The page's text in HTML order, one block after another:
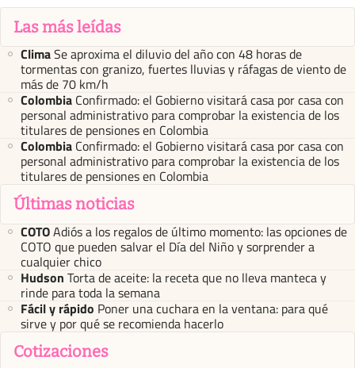
Las más leídas
ClimaSe aproxima el diluvio del año con 48 horas de
tormentas con granizo, fuertes lluvias y ráfagas de viento de
más de 70 km/h
Colombia Confirmado: el Gobierno visitará casa por casa con
personal administrativo para comprobar la existencia de los
titulares de pensiones en Colombia
Colombia Confirmado: el Gobierno visitará casa por casa con
personal administrativo para comprobar la existencia de los
titulares de pensiones en Colombia
Últimas noticias
COTOAdiós a los regalos de último momento: las opciones de
COTO que pueden salvar el Día del Niño y sorprender a
cualquier chico
Hudson Torta de aceite: la receta que no lleva manteca y
rinde para toda la semana
Fácil y rápido Poner una cuchara en la ventana: para qué
sirve y por qué se recomienda hacerlo
Cotizaciones